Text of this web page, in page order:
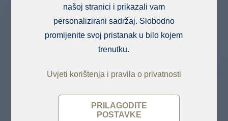
našoj stranici i prikazali vam
personalizirani sadržaj. Slobodno
promijenite svoj pristanak u bilo kojem
trenutku.
Uvjeti korištenja i pravila o privatnosti
PRILAGODITE
POSTAVKE